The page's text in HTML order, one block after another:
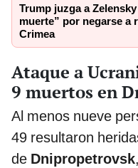
Trump juzga a
muerte” por negarse a
Crimea
Ataque a
9 muertos en
Al menos nueve
49 resultaron
de Dnipropetrovsk